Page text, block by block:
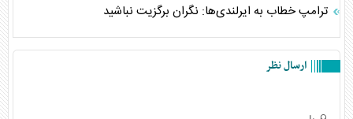
ترامپ خطاب به ایرلندی‌ها: نگران برگزیت نباشید
ارسال نظر